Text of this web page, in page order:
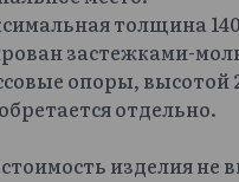
толщина
застежками-
опоры, высотой
отдельно.
изделия не